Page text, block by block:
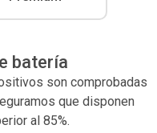
batería
son comprobadas
que disponen
al 85%.